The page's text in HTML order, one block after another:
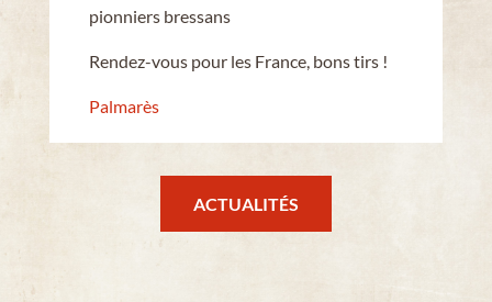
pionniers bressans
Rendez-vous pour les France, bons tirs !
Palmarès
ACTUALITÉS